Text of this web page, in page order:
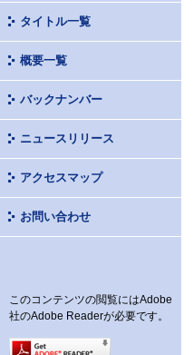
タイトル一覧
概要一覧
バックナンバー
ニュースリリース
アクセスマップ
お問い合わせ
このコンテンツの閲覧にはAdobe
社のAdobe Readerが必要です。